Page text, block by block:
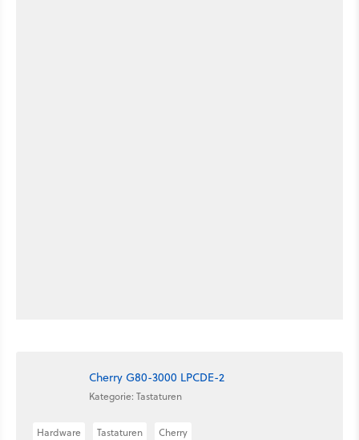
Cherry G80-3000 LPCDE-2
Kategorie: Tastaturen
Hardware Tastaturen Cherry